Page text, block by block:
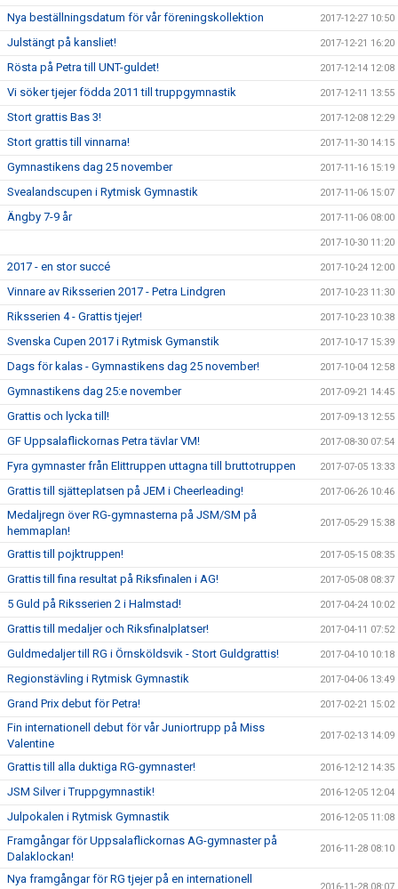
Nya beställningsdatum för vår föreningskollektion 2017-12-27 10:50
Julstängt på kansliet! 2017-12-21 16:20
Rösta på Petra till UNT-guldet! 2017-12-14 12:08
Vi söker tjejer födda 2011 till truppgymnastik 2017-12-11 13:55
Stort grattis Bas 3! 2017-12-08 12:29
Stort grattis till vinnarna! 2017-11-30 14:15
Gymnastikens dag 25 november 2017-11-16 15:19
Svealandscupen i Rytmisk Gymnastik 2017-11-06 15:07
Ängby 7-9 år 2017-11-06 08:00
2017-10-30 11:20
2017 - en stor succé 2017-10-24 12:00
Vinnare av Riksserien 2017 - Petra Lindgren 2017-10-23 11:30
Riksserien 4 - Grattis tjejer! 2017-10-23 10:38
Svenska Cupen 2017 i Rytmisk Gymanstik 2017-10-17 15:39
Dags för kalas - Gymnastikens dag 25 november! 2017-10-04 12:58
Gymnastikens dag 25:e november 2017-09-21 14:45
Grattis och lycka till! 2017-09-13 12:55
GF Uppsalaflickornas Petra tävlar VM! 2017-08-30 07:54
Fyra gymnaster från Elittruppen uttagna till bruttotruppen 2017-07-05 13:33
Grattis till sjätteplatsen på JEM i Cheerleading! 2017-06-26 10:46
Medaljregn över RG-gymnasterna på JSM/SM på
hemmaplan!
2017-05-29 15:38
Grattis till pojktruppen! 2017-05-15 08:35
Grattis till fina resultat på Riksfinalen i AG! 2017-05-08 08:37
5 Guld på Riksserien 2 i Halmstad! 2017-04-24 10:02
Grattis till medaljer och Riksfinalplatser! 2017-04-11 07:52
Guldmedaljer till RG i Örnsköldsvik - Stort Guldgrattis! 2017-04-10 10:18
Regionstävling i Rytmisk Gymnastik 2017-04-06 13:49
Grand Prix debut för Petra! 2017-02-21 15:02
Fin internationell debut för vår Juniortrupp på Miss
Valentine
2017-02-13 14:09
Grattis till alla duktiga RG-gymnaster! 2016-12-12 14:35
JSM Silver i Truppgymnastik! 2016-12-05 12:04
Julpokalen i Rytmisk Gymnastik 2016-12-05 11:08
Framgångar för Uppsalaflickornas AG-gymnaster på
Dalaklockan!
2016-11-28 08:10
Nya framgångar för RG tjejer på en internationell